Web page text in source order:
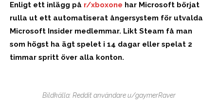
Enligt ett inlägg på r/xboxone har Microsoft börjat
rulla ut ett automatiserat ångersystem för utvalda
Microsoft Insider medlemmar. Likt Steam få man
som högst ha ägt spelet i 14 dagar eller spelat 2
timmar spritt över alla konton.
Bildkälla: Reddit användare u/gaymerRaver